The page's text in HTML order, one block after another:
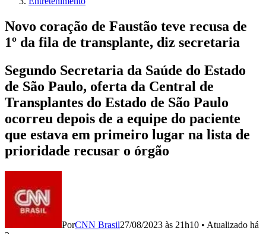
Novo coração de Faustão teve recusa de
1º da fila de transplante, diz secretaria
Segundo Secretaria da Saúde do Estado
de São Paulo, oferta da Central de
Transplantes do Estado de São Paulo
ocorreu depois de a equipe do paciente
que estava em primeiro lugar na lista de
prioridade recusar o órgão
PorCNN Brasil27/08/2023 às 21h10 • Atualizado há